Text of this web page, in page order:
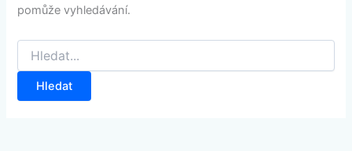
pomůže vyhledávání.
Vyhledat
pro: